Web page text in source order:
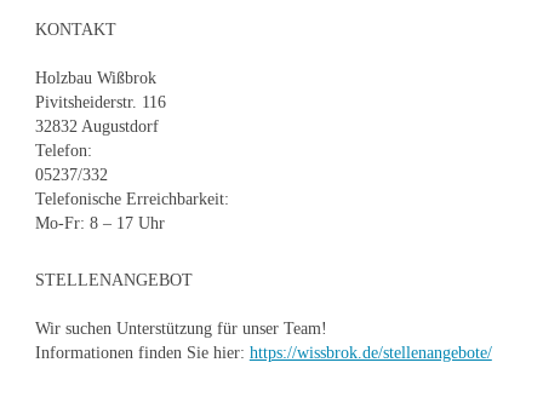
KONTAKT
Holzbau Wißbrok
Pivitsheiderstr. 116
32832 Augustdorf
Telefon:
05237/332
Telefonische Erreichbarkeit:
Mo-Fr: 8 – 17 Uhr
STELLENANGEBOT
Wir suchen Unterstützung für unser Team!
Informationen finden Sie hier: https://wissbrok.de/stellenangebote/